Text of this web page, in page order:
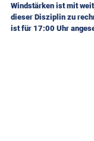
Windstärken ist mit
dieser Disziplin zu
ist für 17:00 Uhr